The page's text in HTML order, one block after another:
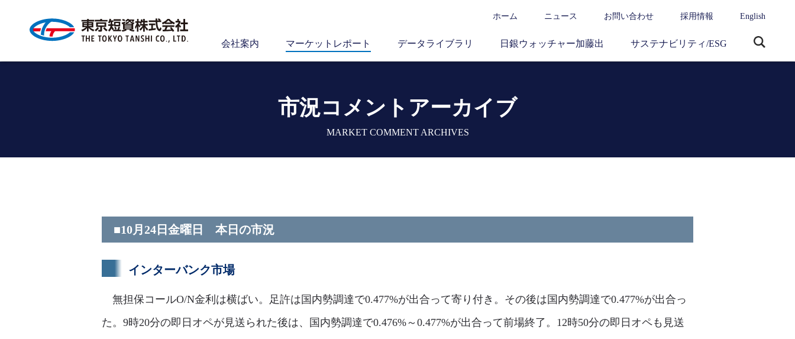
ホーム ニュース お問い合わせ 採用情報 English
会社案内 マーケットレポート データライブラリ 日銀ウォッチャー加藤出 サステナビリティ/ESG
市況コメントアーカイブ
MARKET COMMENT ARCHIVES
■10月24日金曜日 本日の市況
インターバンク市場
無担保コールO/N金利は横ばい。足許は国内勢調達で0.477%が出合って寄り付き。その後は国内勢調達で0.477%が出合っ
た。9時20分の即日オペが見送られた後は、国内勢調達で0.476%～0.477%が出合って前場終了。12時50分の即日オペも見送